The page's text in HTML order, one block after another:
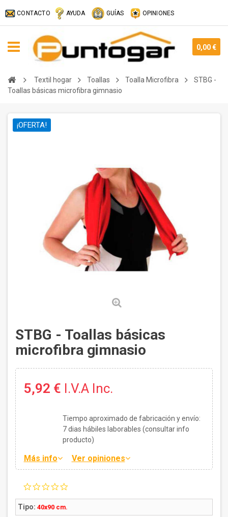
CONTACTO AYUDA GUÍAS OPINIONES
0,00 €
Textil hogar Toallas Toalla Microfibra
STBG -
Toallas básicas microfibra gimnasio
¡OFERTA!
STBG - Toallas básicas
microfibra gimnasio
5,92 € I.V.A Inc.
Tiempo aproximado de fabricación y envío:
7dias hábiles laborables (consultar info
producto)
Más info Ver opiniones
Tipo: 40x90 cm.